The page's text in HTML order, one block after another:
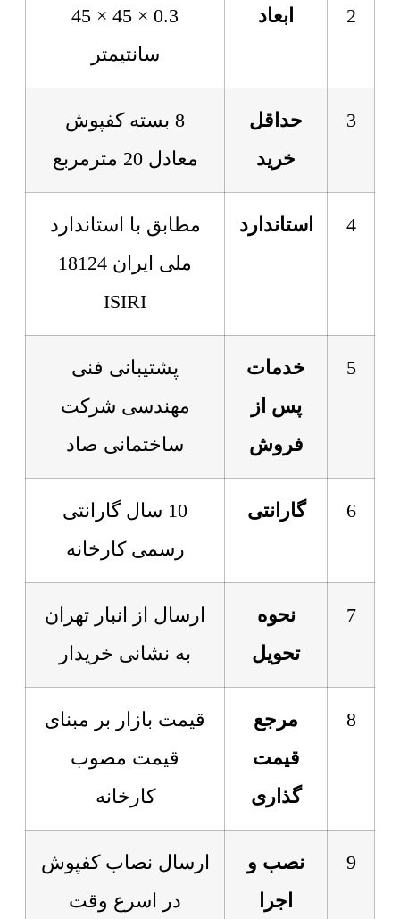
2 ابعاد
0.3 × 45 × 45
سانتیمتر
3
حداقل
خرید
8 بسته کفپوش
معادل 20 مترمربع
4 استاندارد
مطابق با استاندارد
ملی ایران 18124
ISIRI
5
خدمات
پس از
فروش
پشتیبانی فنی
مهندسی شرکت
ساختمانی صاد
6 گارانتی
10 سال گارانتی
رسمی کارخانه
7
نحوه
تحویل
ارسال از انبار تهران
به نشانی خریدار
8
مرجع
قیمت
گذاری
قیمت بازار بر مبنای
قیمت مصوب
کارخانه
9
نصب و
اجرا
ارسال نصاب کفپوش
در اسرع وقت